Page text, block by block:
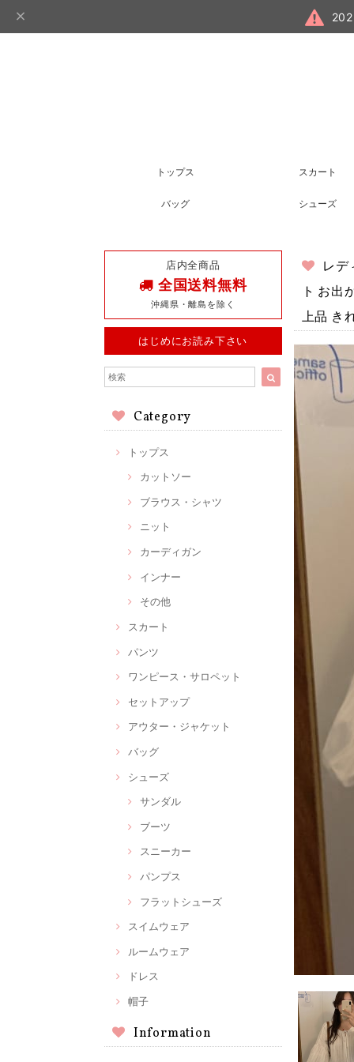
トップス スカート
バッグ シューズ
店内全商品
全国送料無料
沖縄県・離島を除く
はじめにお読み下さい
Category
トップス
カットソー
ブラウス・シャツ
ニット
カーディガン
インナー
その他
スカート
パンツ
ワンピース・サロペット
セットアップ
アウター・ジャケット
バッグ
シューズ
サンダル
ブーツ
スニーカー
パンプス
フラットシューズ
スイムウェア
ルームウェア
ドレス
帽子
Information
レデ
ト お出
上品 き